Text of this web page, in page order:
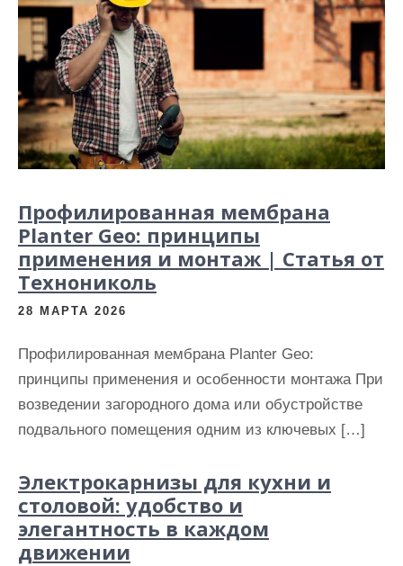
Профилированная мембрана
Planter Geo: принципы
применения и монтаж | Статья от
Технониколь
28 МАРТА 2026
Профилированная мембрана Planter Geo:
принципы применения и особенности монтажа При
возведении загородного дома или обустройстве
подвального помещения одним из ключевых […]
Электрокарнизы для кухни и
столовой: удобство и
элегантность в каждом
движении